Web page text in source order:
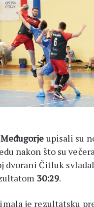
upisali su
nakon što su
dvorani Čitluk
30:29.
je rezultatsku